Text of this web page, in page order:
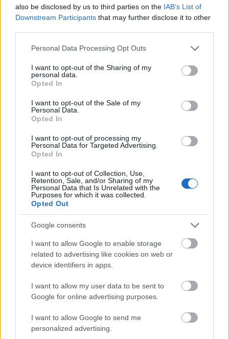
also be disclosed by us to third parties on the IAB’s List of
Downstream Participants that may further disclose it to other
Please note that this website/app uses one or more Google
not limited to your visit or usage behaviour. You may click to
grant or deny consent to Google and its third-party tags to
use your data for below specified purposes in below Google
consent section.
Personal Data Processing Opt Outs
I want to opt-out of the Sharing of my
personal data.
Opted In
I want to opt-out of the Sale of my
Personal Data.
Opted In
I want to opt-out of processing my
Personal Data for Targeted Advertising.
Opted In
I want to opt-out of Collection, Use,
Retention, Sale, and/or Sharing of my
Personal Data that Is Unrelated with the
Purposes for which it was collected.
Opted Out
Google consents
I want to allow Google to enable storage
related to advertising like cookies on web or
device identifiers in apps.
I want to allow my user data to be sent to
Google for online advertising purposes.
I want to allow Google to send me
personalized advertising.
Utalvány formájában, novemberben érkezik
az iskolakezdési támogatás második fele
HÍREK 4 órája
Orosz olajfinomítókra csaptak le az
ukránok, nem késett a válasz
HÍREK 4 órája
Magyar Péter: már 2022-ben tudták, hogy az
energiarendszer a végnapjait éli
dollárt a pénzügyi tróntól!